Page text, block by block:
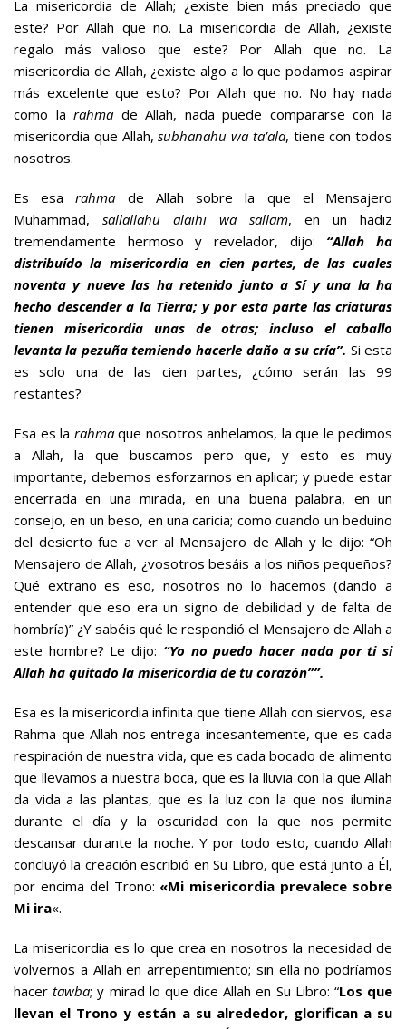
La misericordia de Allah; ¿existe bien más preciado que
este? Por Allah que no. La misericordia de Allah, ¿existe
regalo más valioso que este? Por Allah que no. La
misericordia de Allah, ¿existe algo a lo que podamos aspirar
más excelente que esto? Por Allah que no. No hay nada
como larahma de Allah, nada puede compararse con la
misericordia que Allah,subhanahu wa ta’ala, tiene con todos
nosotros.
Es esarahma de Allah sobre la que el Mensajero
Muhammad, sallallahu alaihi wa sallam, en un hadiz
tremendamente hermoso y revelador, dijo: “Allah ha
distribuído la misericordia en cien partes, de las cuales
noventa y nueve las ha retenido junto a Sí y una la ha
hecho descender a la Tierra; y por esta parte las criaturas
tienen misericordia unas de otras; incluso el caballo
levanta la pezuña temiendo hacerle daño a su cría”. Si esta
es solo una de las cien partes, ¿cómo serán las 99
restantes?
Esa es la rahmaque nosotros anhelamos, la que le pedimos
a Allah, la que buscamos pero que, y esto es muy
importante, debemos esforzarnos en aplicar; y puede estar
encerrada en una mirada, en una buena palabra, en un
consejo, en un beso, en una caricia; como cuando un beduino
del desierto fue a ver al Mensajero de Allah y le dijo: “Oh
Mensajero de Allah, ¿vosotros besáis a los niños pequeños?
Qué extraño es eso, nosotros no lo hacemos (dando a
entender que eso era un signo de debilidad y de falta de
hombría)” ¿Y sabéis qué le respondió el Mensajero de Allah a
este hombre? Le dijo: “Yo no puedo hacer nada por ti si
Allah ha quitado la misericordia de tu corazón””.
Esa es la misericordia infinita que tiene Allah con siervos, esa
Rahma que Allah nos entrega incesantemente, que es cada
respiración de nuestra vida, que es cada bocado de alimento
que llevamos a nuestra boca, que es la lluvia con la que Allah
da vida a las plantas, que es la luz con la que nos ilumina
durante el día y la oscuridad con la que nos permite
descansar durante la noche. Y por todo esto, cuando Allah
concluyó la creación escribió en Su Libro, que está junto a Él,
por encima del Trono: «Mi misericordia prevalece sobre
Mi ira«.
La misericordia es lo que crea en nosotros la necesidad de
volvernos a Allah en arrepentimiento; sin ella no podríamos
hacertawba; y mirad lo que dice Allah en Su Libro: “Los que
llevan el Trono y están a su alrededor, glorifican a su